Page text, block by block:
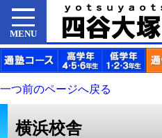
MENU
一つ前のページへ戻る
横浜校舎